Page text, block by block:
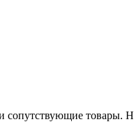
товары.